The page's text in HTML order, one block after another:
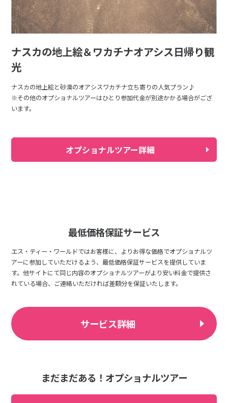
ナスカの地上絵＆ワカチナオアシス日帰り観
光
ナスカの地上絵と砂漠のオアシスワカチナ立ち寄りの人気プラン♪
※その他のオプショナルツアーはひとり参加代金が別途かかる場合がござ
います。
オプショナルツアー詳細
最低価格保証サービス
エス・ティー・ワールドではお客様に、よりお得な価格でオプショナルツ
アーに参加していただけるよう、最低価格保証サービスを提供していま
す。他サイトにて同じ内容のオプショナルツアーがより安い料金で提供さ
れている場合、ご連絡いただければ差額分を保証いたします。
サービス詳細
まだまだある！オプショナルツアー